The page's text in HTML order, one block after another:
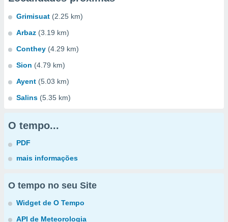
Grimisuat (2.25 km)
Arbaz (3.19 km)
Conthey (4.29 km)
Sion (4.79 km)
Ayent (5.03 km)
Salins (5.35 km)
O tempo...
PDF
mais informações
O tempo no seu Site
Widget de O Tempo
API de Meteorologia